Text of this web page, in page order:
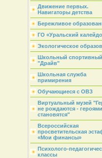
Движение первых.
Навигаторы детства
Бережливое
ГО «Уральский
Экологическое
Школьный
"Драйв"
Школьная служба
примирения
Обучающиеся с ОВЗ
Виртуальный музей
не рождаются - героями
становятся"
Всероссийская
просветительская
«Мои финансы»
Психолого-
классы